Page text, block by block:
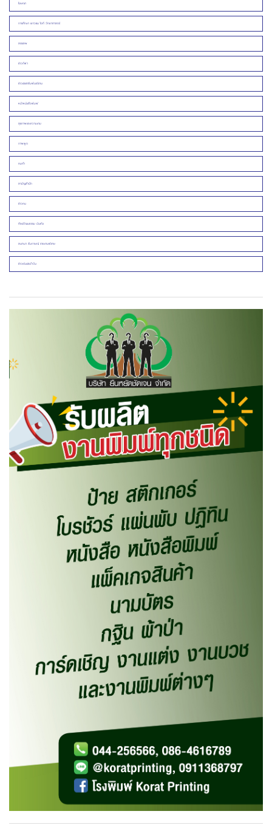
โฆษณา
การศึกษา เยาวชน ไอที วิทยาศาสตร์
สรรเสพ
ข่าวกีฬา
ข่าวประชาสัมพันธ์/งาน
หน้าหนังสือพิมพ์
สุขภาพและความงาม
ภาพพูด
คมคำ
สามัญสำนึก
ข่าวคน
ศิลปวัฒนธรรม บันเทิง
สนทนา สัมภาษณ์ รายงานพิเศษ
ข่าวเด่นประจำวัน